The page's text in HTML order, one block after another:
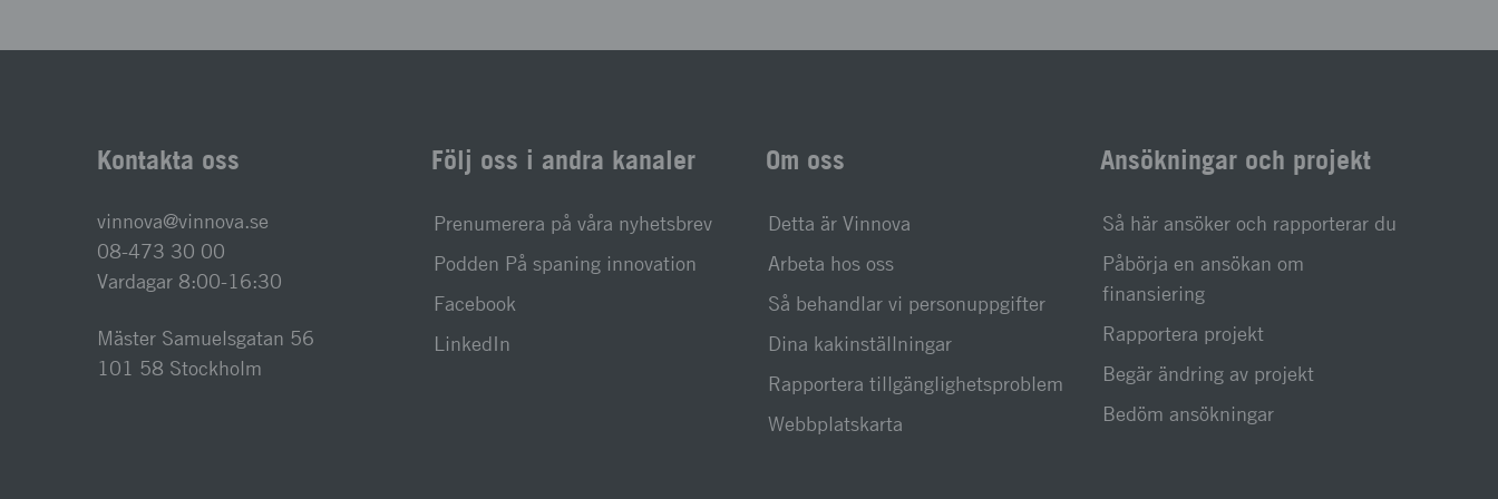
Kontakta oss
vinnova@vinnova.se
08-473 30 00
Vardagar 8:00-16:30
Mäster Samuelsgatan 56
101 58 Stockholm
Följ oss i andra kanaler
Prenumerera på våra nyhetsbrev
Podden På spaning innovation
Facebook
LinkedIn
Om oss
Detta är Vinnova
Arbeta hos oss
Så behandlar vi personuppgifter
Dina kakinställningar
Rapportera tillgänglighetsproblem
Webbplatskarta
Ansökningar och projekt
Så här ansöker och rapporterar du
Påbörja en ansökan om
finansiering
Rapportera projekt
Begär ändring av projekt
Bedöm ansökningar